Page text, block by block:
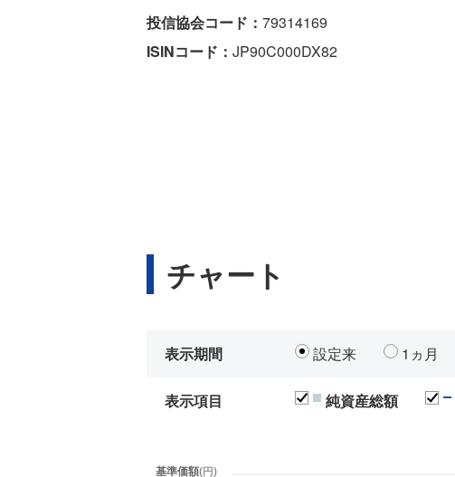
投信協会コード： 79314169
ISINコード： JP90C000DX82
チャート
表示期間 設定来 1ヵ月
表示項目 純資産総額
基準価額(円)